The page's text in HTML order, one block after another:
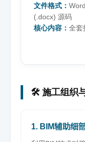
文件格式： Word
(.docx) 源码
核心内容： 全套
🛠️ 施工组织
1. BIM辅助细